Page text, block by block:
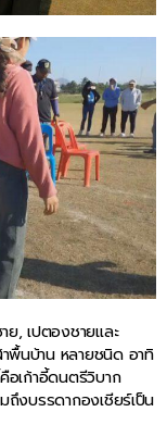
, เปตองชายและ
พื้นบ้าน หลายชนิด อาทิ
อเก้าอี้ดนตรีวิบาก
ถึงบรรดากองเชียร์เป็น